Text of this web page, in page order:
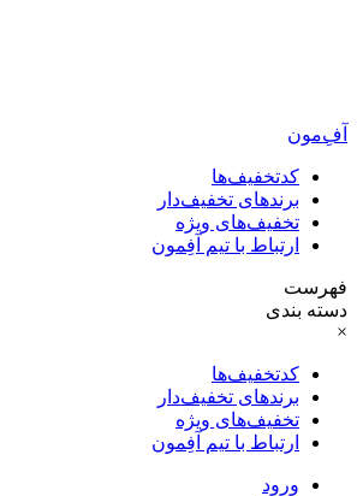
آفِ‌مون
کدتخفیف‌ها
برندهای تخفیف‌دار
تخفیف‌های ویژه
ارتباط با تیم آفِمون
فهرست
دسته بندی
×
کدتخفیف‌ها
برندهای تخفیف‌دار
تخفیف‌های ویژه
ارتباط با تیم آفِمون
ورود